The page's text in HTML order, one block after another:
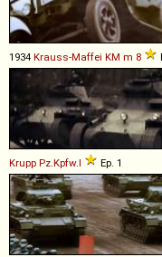
1934 Krauss-Maffei KM m 8
Krupp Pz.Kpfw.I Ep. 1